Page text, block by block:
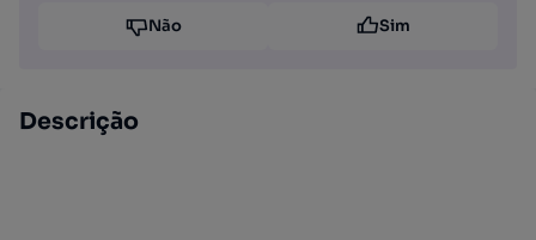
Não Sim
Descrição